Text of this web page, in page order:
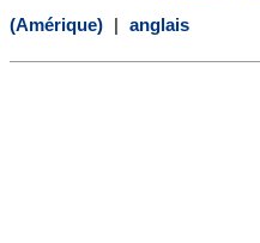
(Amérique) | anglais